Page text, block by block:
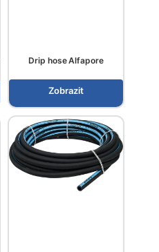
Drip hose Alfapore
Zobrazit